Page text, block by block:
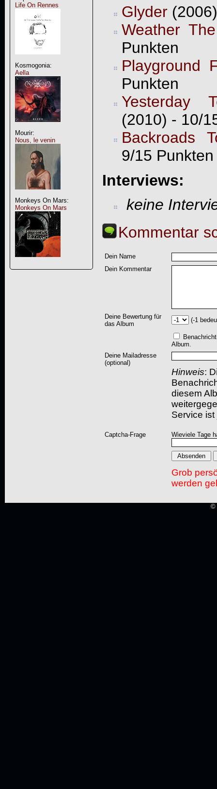
Life On Rennes
Kosmogonia:
Aella
Mourir:
Nous, le venin
Monkeys On Mars:
Monkeys On Mars
Glyder
Weather
Punkten
Playground
Punkten
Yesterday
(2010) - 10/
Backroads
9/15 Punkten
Interviews:
keine
Kommentar
Dein Name
Dein Kommentar
Deine Bewertung für
das Album
(-1
Album.
Deine Mailadresse
(optional)
Hinweis:
diesem
Service
Captcha-Frage Wieviele Tage
Grob
werden
©